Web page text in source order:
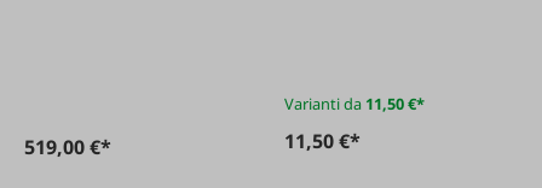
519,00 €*
Varianti da 11,50 €*
11,50 €*